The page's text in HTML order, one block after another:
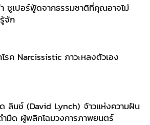
ซูเปอร์ฟู้ดจากธรรมชาติที่คุณอาจไม่
จัก
รค Narcissistic ภาวะหลงตัวเอง
ลินช์ (David Lynch) จ้าวแห่งความฝัน
มืด ผู้พลิกโฉมวงการภาพยนตร์